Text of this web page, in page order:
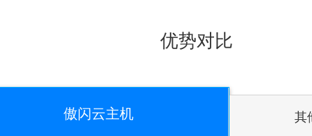
优势对比
傲闪云主机 其